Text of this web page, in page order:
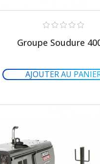
Groupe Soudure